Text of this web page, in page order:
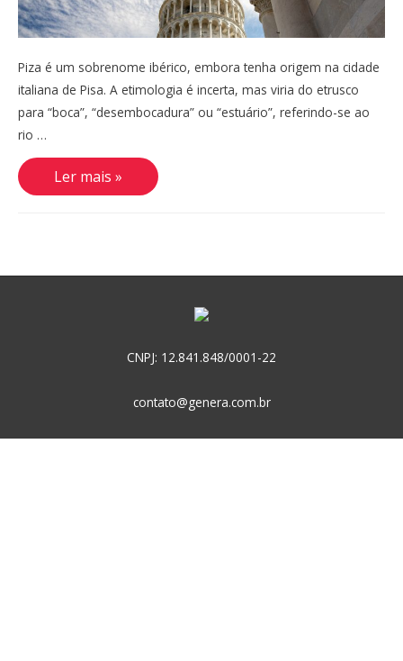
Piza é um sobrenome ibérico, embora tenha origem na cidade
italiana de Pisa. A etimologia é incerta, mas viria do etrusco
para “boca”, “desembocadura” ou “estuário”, referindo-se ao
rio …
Piza
Ler mais »
CNPJ: 12.841.848/0001-22
contato@genera.com.br